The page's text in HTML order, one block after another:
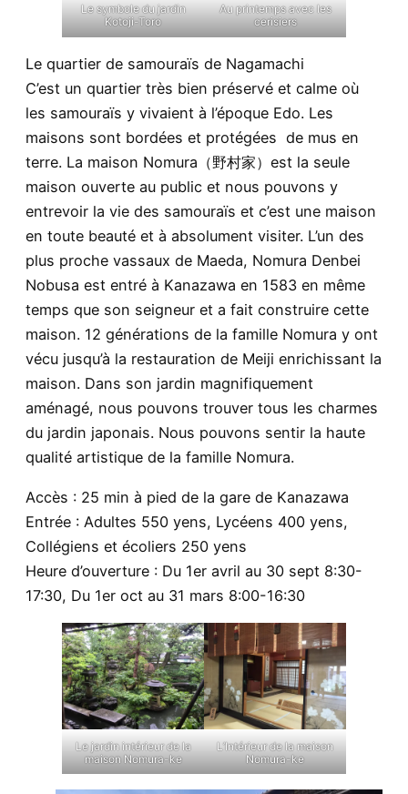
Le symbole du jardin
Kotoji-Toro
Au printemps avec les
cerisiers
Le quartier de samouraïs de Nagamachi
C’est un quartier très bien préservé et calme où
les samouraïs y vivaient à l’époque Edo. Les
maisons sont bordées et protégées de mus en
terre. La maison Nomura（野村家）est la seule
maison ouverte au public et nous pouvons y
entrevoir la vie des samouraïs et c’est une maison
en toute beauté et à absolument visiter. L’un des
plus proche vassaux de Maeda, Nomura Denbei
Nobusa est entré à Kanazawa en 1583 en même
temps que son seigneur et a fait construire cette
maison. 12 générations de la famille Nomura y ont
vécu jusqu’à la restauration de Meiji enrichissant la
maison. Dans son jardin magnifiquement
aménagé, nous pouvons trouver tous les charmes
du jardin japonais. Nous pouvons sentir la haute
qualité artistique de la famille Nomura.
Accès : 25 min à pied de la gare de Kanazawa
Entrée : Adultes 550 yens, Lycéens 400 yens,
Collégiens et écoliers 250 yens
Heure d’ouverture : Du 1er avril au 30 sept 8:30-
17:30, Du 1er oct au 31 mars 8:00-16:30
Le jardin intérieur de la
maison Nomura-ke
L’Intérieur de la maison
Nomura-ke